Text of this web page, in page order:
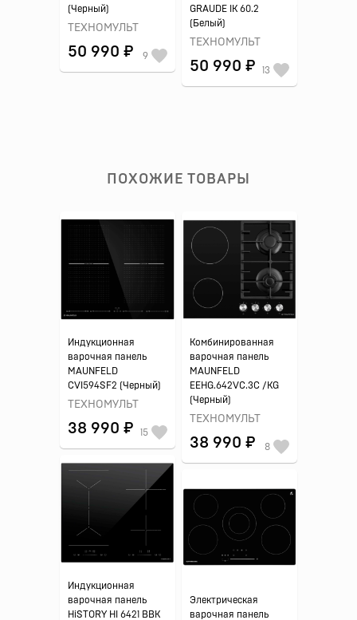
(Черный)
ТЕХНОМУЛЬТ
50 990 ₽ 9
GRAUDE IK 60.2
(Белый)
ТЕХНОМУЛЬТ
50 990 ₽ 13
ПОХОЖИЕ ТОВАРЫ
Индукционная
варочная панель
MAUNFELD
CVI594SF2 (Черный)
ТЕХНОМУЛЬТ
38 990 ₽ 15
Комбинированная
варочная панель
MAUNFELD
EEHG.642VC.3C /KG
(Черный)
ТЕХНОМУЛЬТ
38 990 ₽ 8
Индукционная
варочная панель
HiSTORY HI 6421 BBK
Электрическая
варочная панель